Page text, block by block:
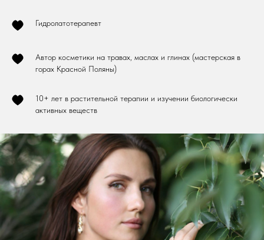
Гидролатотерапевт
Автор косметики на травах, маслах и глинах (мастерская в
горах Красной Поляны)
10+ лет в растительной терапии и изучении биологически
активных веществ